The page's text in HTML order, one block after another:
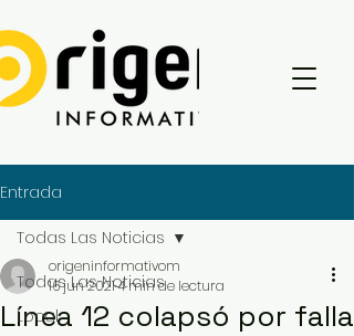
Entrada
Todas Las Noticias
Local
Todas Las Noticias
Línea 12 colapsó por falla
origeninformativom
16 jun 20214 min de lectura